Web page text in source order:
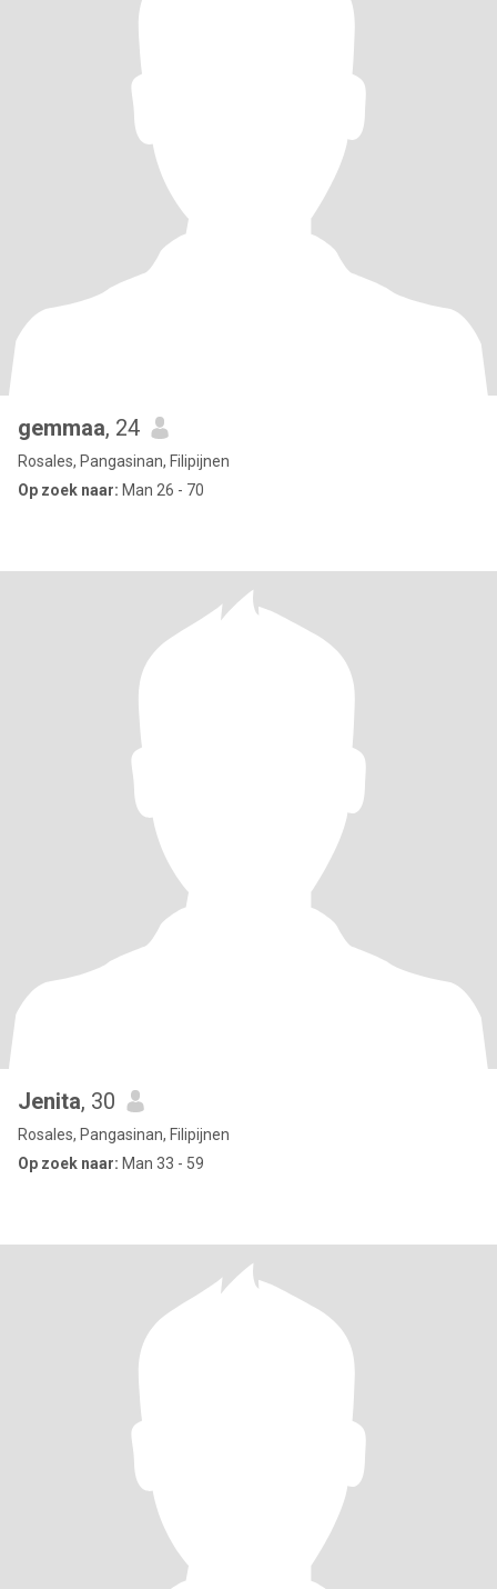
gemmaa, 24
Rosales, Pangasinan, Filipijnen
Op zoek naar: Man 26 - 70
Jenita, 30
Rosales, Pangasinan, Filipijnen
Op zoek naar: Man 33 - 59